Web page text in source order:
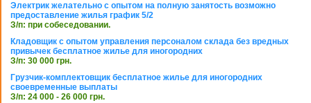
Электрик желательно с опытом на полную занятость возможно
предоставление жилья график 5/2
З/п: при собеседовании.
Кладовщик с опытом управления персоналом склада без вредных
привычек бесплатное жилье для иногородних
З/п: 30 000 грн.
Грузчик-комплектовщик бесплатное жилье для иногородних
своевременные выплаты
З/п: 24 000 - 26 000 грн.